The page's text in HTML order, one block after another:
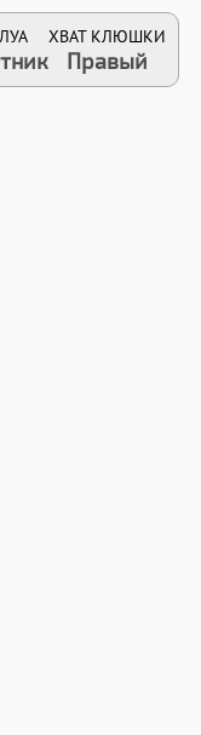
ХВАТ КЛЮШКИ
Правый